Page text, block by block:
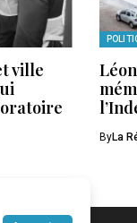
ville
ByLa